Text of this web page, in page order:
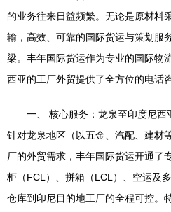
的业务往来日益频繁。无论是原材料
输，高效、可靠的国际货运与策划服
梁。丰年国际货运作为专业的国际物
西亚的工厂外贸提供了全方位的电话
一、 核心服务：龙泉至印度尼西
针对龙泉地区（以五金、汽配、建材
厂的外贸需求，丰年国际货运开通了
柜（FCL）、拼箱（LCL）、空运及
仓库到印尼目的地工厂的全程可控。